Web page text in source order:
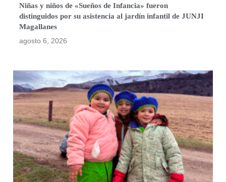
Niñas y niños de «Sueños de Infancia» fueron
distinguidos por su asistencia al jardín infantil de JUNJI
Magallanes
agosto 6, 2026